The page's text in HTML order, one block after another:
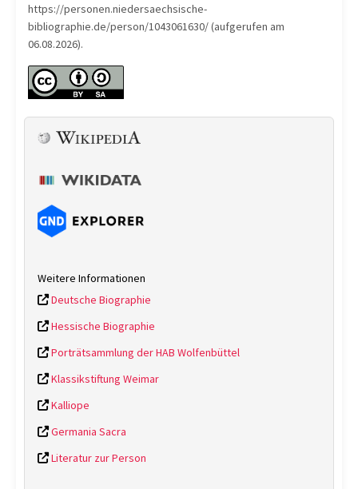
https://personen.niedersaechsische-
bibliographie.de/person/1043061630/ (aufgerufen am
06.08.2026).
Weitere Informationen
Deutsche Biographie
Hessische Biographie
Porträtsammlung der HAB Wolfenbüttel
Klassikstiftung Weimar
Kalliope
Germania Sacra
Literatur zur Person